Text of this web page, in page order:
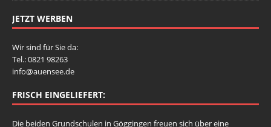
JETZT WERBEN
Wir sind für Sie da:
Tel.: 0821 98263
info@auensee.de
FRISCH EINGELIEFERT:
Die beiden Grundschulen in Göggingen freuen sich über eine